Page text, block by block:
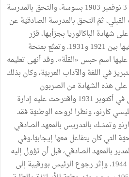
3نوفمبر1903 بسوسة،والتحق بالمدرسة
القبلي،ثمّ التحق بالمدرسة الصادقيّةعن
على شهادة الباكالوريا بجزأيها،قرّر
بين 1921و1931 .وتمتّع بمنحة
عليها اسمحبس «القلّة»
.وقدأنهى تعليمه
في اللغةوالآداب العربيّة،وكان بذلك
على هذه الشهادةمن الصربون
فيأكتوبر1931واقترحتعليه إدارة
كارنو،ونظرا لروحه الوطنيّةفقد
وتمسّك بالتدريس بالمعهدالصادقي
التيكان يتفاعلمعها إيجابيّا.وفي
بالمعهدالصادقي،قبلأن تؤول إليه
1944
.وإثررجوع الرئيس بورقيبة إلى